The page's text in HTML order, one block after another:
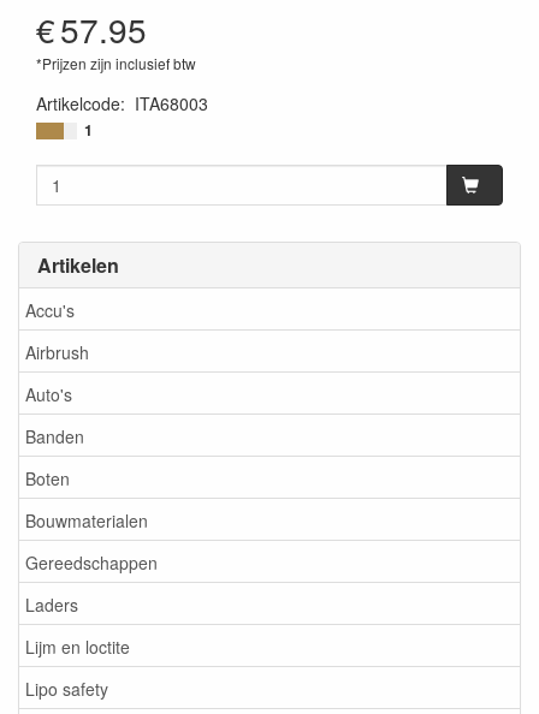
Artikelen
Accu's
Airbrush
Auto's
Banden
Boten
Bouwmaterialen
Gereedschappen
Laders
Lijm en loctite
Lipo safety
€57.95
*Prijzen zijn inclusief btw
Artikelcode: ITA68003
8001283680035
1